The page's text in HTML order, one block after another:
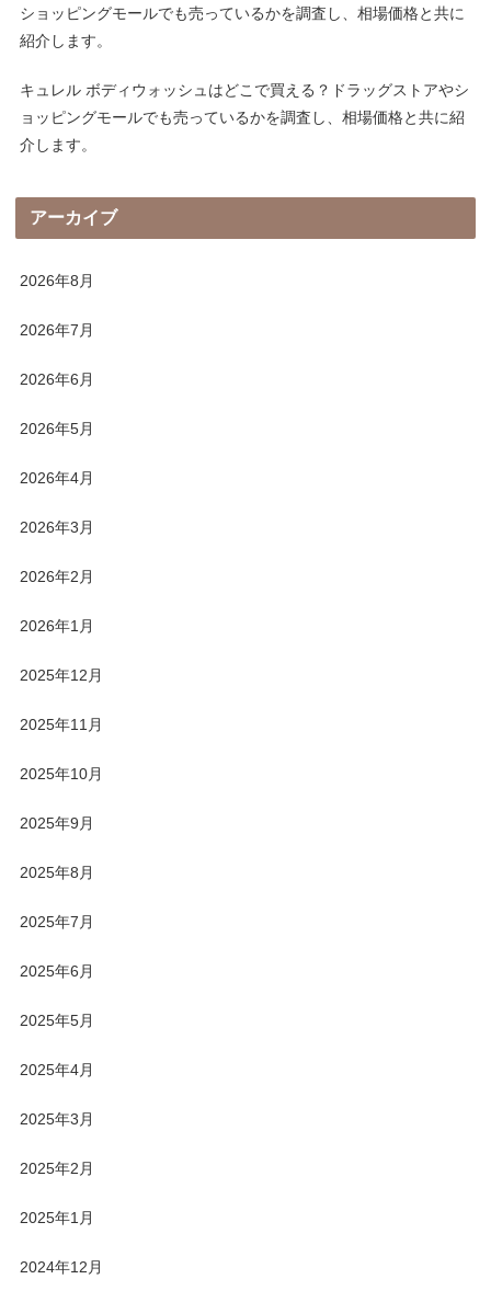
ショッピングモールでも売っているかを調査し、相場価格と共に
紹介します。
キュレル ボディウォッシュはどこで買える？ドラッグストアやシ
ョッピングモールでも売っているかを調査し、相場価格と共に紹
介します。
アーカイブ
2026年8月
2026年7月
2026年6月
2026年5月
2026年4月
2026年3月
2026年2月
2026年1月
2025年12月
2025年11月
2025年10月
2025年9月
2025年8月
2025年7月
2025年6月
2025年5月
2025年4月
2025年3月
2025年2月
2025年1月
2024年12月